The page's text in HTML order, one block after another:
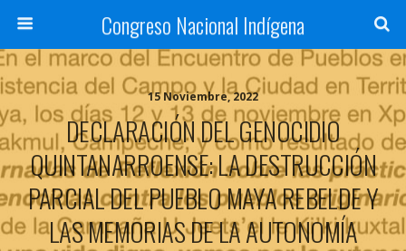
Congreso Nacional Indígena
15 Noviembre, 2022
DECLARACIÓN DEL GENOCIDIO
QUINTANARROENSE: LA DESTRUCCIÓN
PARCIAL DEL PUEBLO MAYA REBELDE Y
LAS MEMORIAS DE LA AUTONOMÍA